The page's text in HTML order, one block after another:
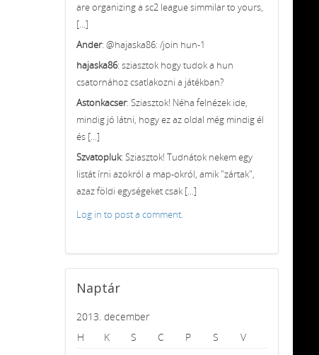
are organizing a sc2 league simmilar to yours,
[...]
Ander: @hajaska86: /join hun-1
hajaska86: sziasztok hogy tudok a hun
csatornához csatlakozni a játékban?
Astonkacser: Sziasztok! Néha felnézek ide,
mindig jó látni, hogy ez az oldal még mindig él
és [...]
Szvatopluk: Sziasztok! Tudnátok nekem egy
listát írni azokról a map-okról, amik "zártak",
azaz földi egységeket csak [...]
Log in to post a comment.
Naptár
2013. december
H
K S C P S
V